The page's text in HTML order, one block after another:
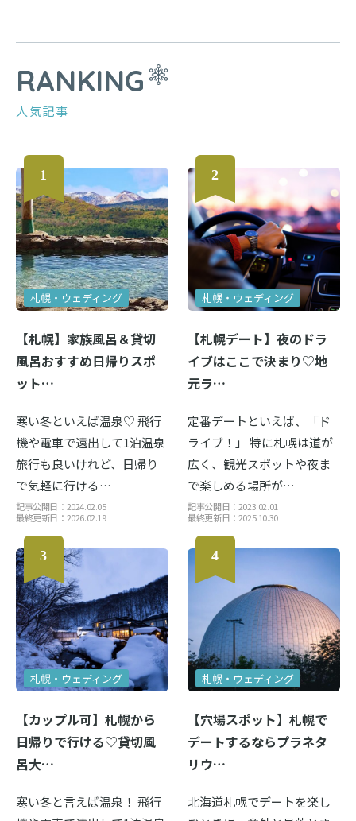
RANKING
人気記事
札幌・ウェディング
【札幌】家族風呂＆貸切
風呂おすすめ日帰りスポ
ット…
寒い冬といえば温泉♡ 飛行
機や電車で遠出して1泊温泉
旅行も良いけれど、日帰り
で気軽に行ける…
記事公開日：2024.02.05
最終更新日：2026.02.19
札幌・ウェディング
【札幌デート】夜のドラ
イブはここで決まり♡地
元ラ…
定番デートといえば、「ド
ライブ！」 特に札幌は道が
広く、観光スポットや夜ま
で楽しめる場所が…
記事公開日：2023.02.01
最終更新日：2025.10.30
札幌・ウェディング
【カップル可】札幌から
日帰りで行ける♡貸切風
呂大…
寒い冬と言えば温泉！ 飛行
札幌・ウェディング
【穴場スポット】札幌で
デートするならプラネタ
リウ…
北海道札幌でデートを楽し